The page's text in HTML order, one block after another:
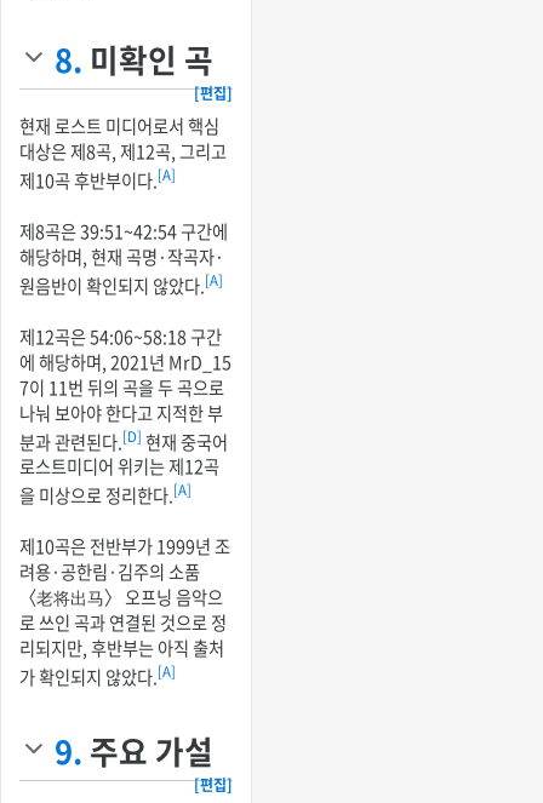
8. 미확인 곡
[편집]
현재 로스트 미디어로서 핵심
대상은 제8곡, 제12곡, 그리고
제10곡 후반부이다.[A]
제8곡은 39:51~42:54 구간에
해당하며, 현재 곡명·작곡자·
원음반이 확인되지 않았다.[A]
제12곡은 54:06~58:18 구간
에 해당하며, 2021년 MrD_15
7이 11번 뒤의 곡을 두 곡으로
나눠 보아야 한다고 지적한 부
분과 관련된다.[D] 현재 중국어
로스트미디어 위키는 제12곡
을 미상으로 정리한다.[A]
제10곡은 전반부가 1999년 조
려용·공한림·김주의 소품
〈老将出马〉 오프닝 음악으
로 쓰인 곡과 연결된 것으로 정
리되지만, 후반부는 아직 출처
가 확인되지 않았다.[A]
9. 주요 가설
[편집]